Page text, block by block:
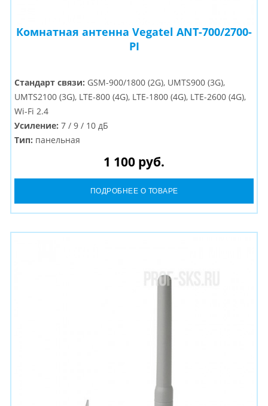
Комнатная антенна Vegatel ANT-700/2700-
PI
Стандарт связи: GSM-900/1800 (2G), UMTS900 (3G),
UMTS2100 (3G), LTE-800 (4G), LTE-1800 (4G), LTE-2600 (4G),
Wi-Fi 2.4
Усиление: 7 / 9 / 10 дБ
Тип: панельная
1 100 руб.
ПОДРОБНЕЕ О ТОВАРЕ